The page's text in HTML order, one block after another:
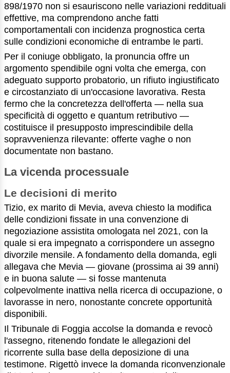
898/1970 non si esauriscono nelle variazioni reddituali
effettive, ma comprendono anche fatti
comportamentali con incidenza prognostica certa
sulle condizioni economiche di entrambe le parti.
Per il coniuge obbligato, la pronuncia offre un
argomento spendibile ogni volta che emerga, con
adeguato supporto probatorio, un rifiuto ingiustificato
e circostanziato di un'occasione lavorativa. Resta
fermo che la concretezza dell'offerta — nella sua
specificità di oggetto e quantum retributivo —
costituisce il presupposto imprescindibile della
sopravvenienza rilevante: offerte vaghe o non
documentate non bastano.
La vicenda processuale
Le decisioni di merito
Tizio, ex marito di Mevia, aveva chiesto la modifica
delle condizioni fissate in una convenzione di
negoziazione assistita omologata nel 2021, con la
quale si era impegnato a corrispondere un assegno
divorzile mensile. A fondamento della domanda, egli
allegava che Mevia — giovane (prossima ai 39 anni)
e in buona salute — si fosse mantenuta
colpevolmente inattiva nella ricerca di occupazione, o
lavorasse in nero, nonostante concrete opportunità
disponibili.
Il Tribunale di Foggia accolse la domanda e revocò
l'assegno, ritenendo fondate le allegazioni del
ricorrente sulla base della deposizione di una
testimone. Rigettò invece la domanda riconvenzionale